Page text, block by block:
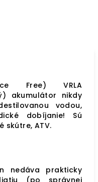
Free) VRLA
akumulátor nikdy
vodou,
dobíjanie! Sú
skútre, ATV.
nedáva prakticky
(po správnej